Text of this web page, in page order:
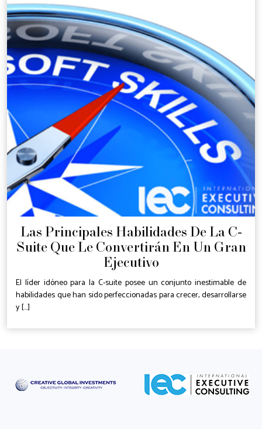
Las Principales Habilidades De La C-
Suite Que Le Convertirán En Un Gran
Ejecutivo
El líder idóneo para la C-suite posee un conjunto inestimable de
habilidades que han sido perfeccionadas para crecer, desarrollarse
y [...]